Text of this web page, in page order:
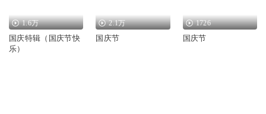
1.6万
国庆特辑（国庆节快
乐）
2.1万
国庆节
1726
国庆节